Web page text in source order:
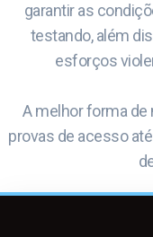
garantir as
testando, além
esforços
A melhor forma de
provas de acesso